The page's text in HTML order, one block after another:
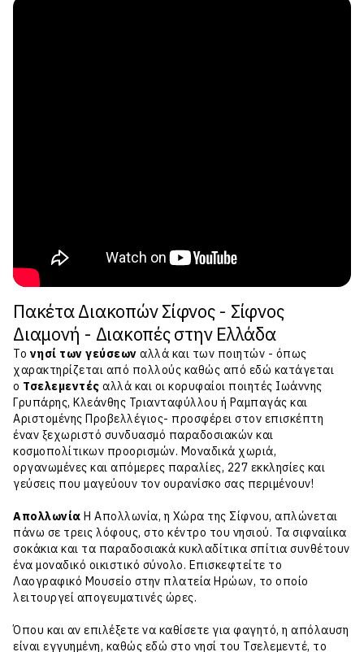
Πακέτα Διακοπών Σίφνος - Σίφνος
Διαμονή - Διακοπές στην Ελλάδα
Το νησί των γεύσεων αλλά και των ποιητών - όπως
χαρακτηρίζεται από πολλούς καθώς από εδώ κατάγεται
ο Τσελεμεντές αλλά και οι κορυφαίοι ποιητές Ιωάννης
Γρυπάρης, Κλεάνθης Τριανταφύλλου ή Ραμπαγάς και
Αριστομένης Προβελλέγιος- προσφέρει στον επισκέπτη
έναν ξεχωριστό συνδυασμό παραδοσιακών και
κοσμοπολίτικων προορισμών. Μοναδικά χωριά,
οργανωμένες και απόμερες παραλίες, 227 εκκλησίες και
γεύσεις που μαγεύουν τον ουρανίσκο σας περιμένουν!
Απολλωνία Η Απολλωνία, η Χώρα της Σίφνου, απλώνεται
πάνω σε τρεις λόφους, στο κέντρο του νησιού. Τα σιφναίικα
σοκάκια και τα παραδοσιακά κυκλαδίτικα σπίτια συνθέτουν
ένα μοναδικό οικιστικό σύνολο. Επισκεφτείτε το
Λαογραφικό Μουσείο στην πλατεία Ηρώων, το οποίο
λειτουργεί απογευματινές ώρες.
Όπου και αν επιλέξετε να καθίσετε για φαγητό, η απόλαυση
είναι εγγυημένη, καθώς εδώ στο νησί του Τσελεμεντέ, το